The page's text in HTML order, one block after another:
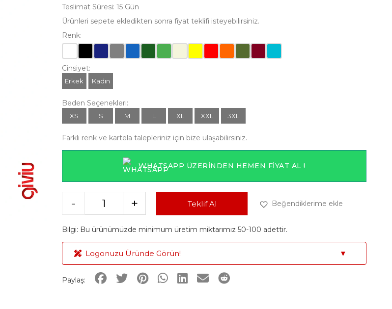
Teslimat Süresi: 15 Gün
Ürünleri sepete ekledikten sonra fiyat teklifi isteyebilirsiniz.
Renk:
Cinsiyet:
Erkek Kadın
Beden Seçenekleri:
XS S M L XL XXL 3XL
Farklı renk ve kartela talepleriniz için bize ulaşabilirsiniz.
WHATSAPP ÜZERINDEN HEMEN FIYAT AL !
- + Teklif Al Beğendiklerime ekle
Bilgi: Bu ürünümüzde minimum üretim miktarımız 50-100 adettir.
Logonuzu Üründe Görün! ▼
Paylaş: